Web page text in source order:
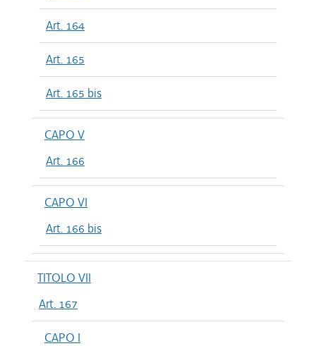
Art. 164
Art. 165
Art. 165 bis
CAPO V
Art. 166
CAPO VI
Art. 166 bis
TITOLO VII
Art. 167
CAPO I